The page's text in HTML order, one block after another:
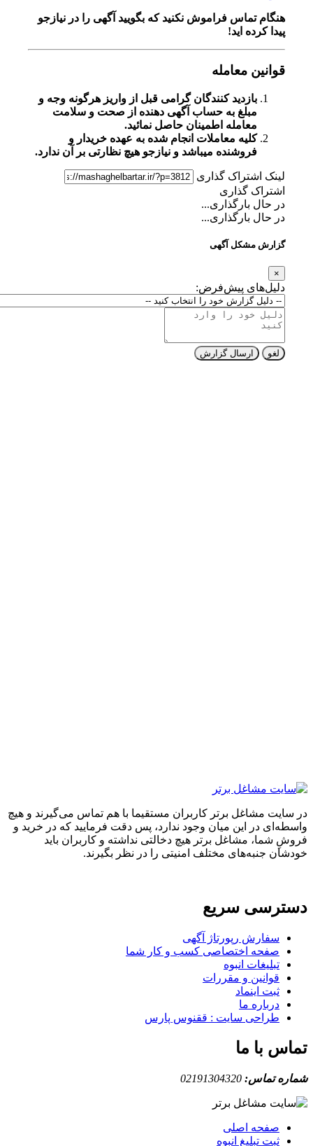
هنگام تماس فراموش نکنید که بگویید آگهی را در نیازجو
پیدا کرده اید!
قوانین معامله
بازدید کنندگان گرامی قبل از واریز هرگونه وجه و
مبلغ به حساب آگهی دهنده از صحت و سلامت
معامله اطمینان حاصل نمائید.
کلیه معاملات انجام شده به عهده خریدار و
فروشنده میباشد و نیازجو هیچ نظارتی بر آن ندارد.
لینک اشتراک گذاری
اشتراک گذاری
در حال بارگذاری...
در حال بارگذاری...
گزارش مشکل آگهی
دلیل‌های پیش‌فرض:
ارسال گزارش
مشاغل برتر کاربران مستقیما با هم تماس می‌گیرند و هیچ
در این میان وجود ندارد، پس دقت فرمایید که در خرید و
شما، مشاغل برتر هیچ دخالتی نداشته و کاربران باید
جنبه‌های مختلف امنیتی را در نظر بگیرند.
سریع
سفارش رپورتاژ آگهی
صفحه اختصاصی کسب و کار شما
تبلیغات انبوه
قوانین و مقررات
ثبت اینماد
درباره ما
طراحی سایت : ققنوس پارس
با ما
تماس:02191304320
صفحه اصلی
ثبت تبلیغ انبوه